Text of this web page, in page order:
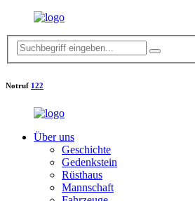
Notruf 122
Über uns
Geschichte
Gedenkstein
Rüsthaus
Mannschaft